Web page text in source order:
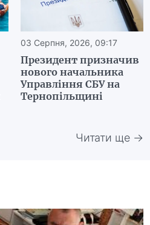
03 Серпня, 2026, 09:17
Президент призначив
нового начальника
Управління СБУ на
Тернопільщині
Читати ще →